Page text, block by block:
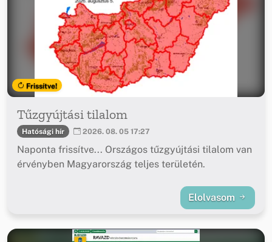
Frissítve!
Tűzgyújtási tilalom
Hatósági hír 2026. 08. 05 17:27
Naponta frissítve... Országos tűzgyújtási tilalom van
érvényben Magyarország teljes területén.
Elolvasom